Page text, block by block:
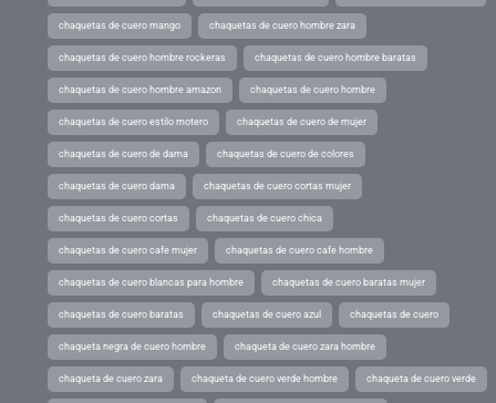
chaquetas de cuero mango chaquetas de cuero hombre zara
chaquetas de cuero hombre rockeras chaquetas de cuero hombre baratas
chaquetas de cuero hombre amazon chaquetas de cuero hombre
chaquetas de cuero estilo motero chaquetas de cuero de mujer
chaquetas de cuero de dama chaquetas de cuero de colores
chaquetas de cuero dama chaquetas de cuero cortas mujer
chaquetas de cuero cortas chaquetas de cuero chica
chaquetas de cuero cafe mujer chaquetas de cuero cafe hombre
chaquetas de cuero blancas para hombre chaquetas de cuero baratas mujer
chaquetas de cuero baratas chaquetas de cuero azul chaquetas de cuero
chaqueta negra de cuero hombre chaqueta de cuero zara hombre
chaqueta de cuero zara chaqueta de cuero verde hombre chaqueta de cuero verde